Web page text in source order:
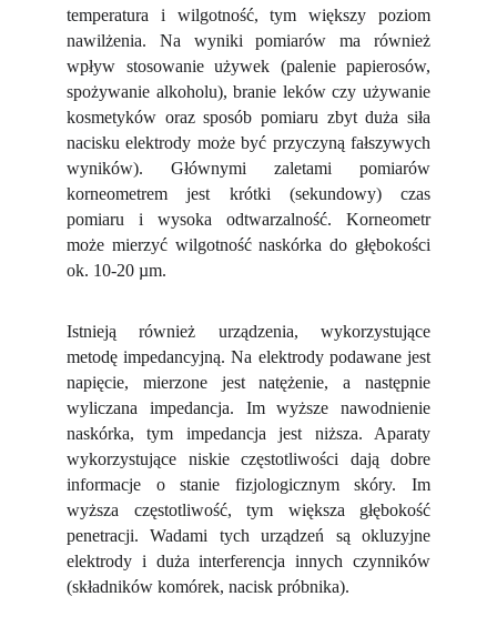
temperatura i wilgotność, tym większy poziom
nawilżenia. Na wyniki pomiarów ma również
wpływ stosowanie używek (palenie papierosów,
spożywanie alkoholu), branie leków czy używanie
kosmetyków oraz sposób pomiaru zbyt duża siła
nacisku elektrody może być przyczyną fałszywych
wyników). Głównymi zaletami pomiarów
korneometrem jest krótki (sekundowy) czas
pomiaru i wysoka odtwarzalność. Korneometr
może mierzyć wilgotność naskórka do głębokości
ok. 10-20 µm.
Istnieją również urządzenia, wykorzystujące
metodę impedancyjną. Na elektrody podawane jest
napięcie, mierzone jest natężenie, a następnie
wyliczana impedancja. Im wyższe nawodnienie
naskórka, tym impedancja jest niższa. Aparaty
wykorzystujące niskie częstotliwości dają dobre
informacje o stanie fizjologicznym skóry. Im
wyższa częstotliwość, tym większa głębokość
penetracji. Wadami tych urządzeń są okluzyjne
elektrody i duża interferencja innych czynników
(składników komórek, nacisk próbnika).